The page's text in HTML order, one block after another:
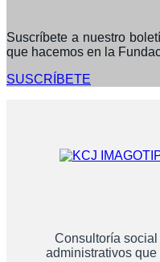
Suscríbete a nuestro
que hacemos en la
SUSCRÍBETE
Consultoría
administrativos